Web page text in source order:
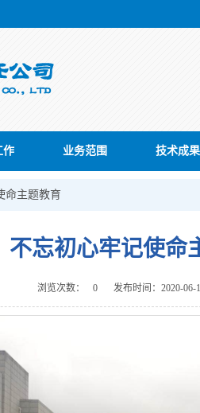
作 业务范围 技术成果
命主题教育
不忘初心牢记使命
浏览次数： 0 发布时间：2020-06-